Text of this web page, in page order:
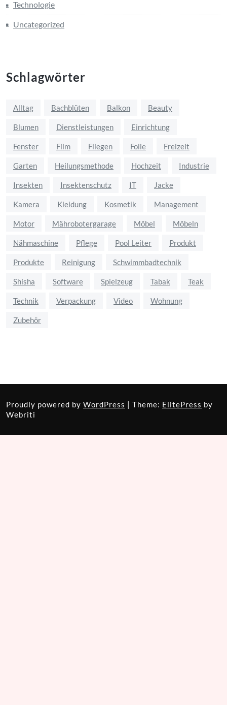
Technologie
Uncategorized
Schlagwörter
Alltag Bachblüten Balkon Beauty
Blumen Dienstleistungen Einrichtung
Fenster Film Fliegen Folie Freizeit
Garten Heilungsmethode Hochzeit Industrie
Insekten Insektenschutz IT Jacke
Kamera Kleidung Kosmetik Management
Motor Mährobotergarage Möbel Möbeln
Nähmaschine Pflege Pool Leiter Produkt
Produkte Reinigung Schwimmbadtechnik
Shisha Software Spielzeug Tabak Teak
Technik Verpackung Video Wohnung
Zubehör
Proudly powered by WordPress | Theme: ElitePress by
Webriti